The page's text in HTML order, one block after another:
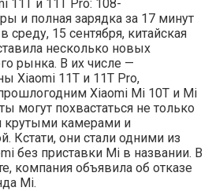
среду, 15 сентября, китайская
несколько новых
рынка. В их числе —
Xiaomi 11T и 11T Pro,
Xiaomi Mi 10T и Mi
могут похвастаться не только
крутыми камерами и
Кстати, они стали одними из
без приставки Mi в названии. В
компания объявила об отказе
Mi.